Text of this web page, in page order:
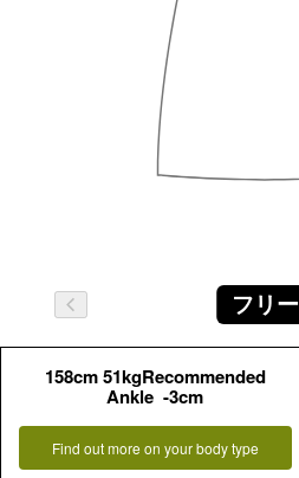
フリー
158cm 51kgRecommended
Ankle -3cm
Find out more on your body type